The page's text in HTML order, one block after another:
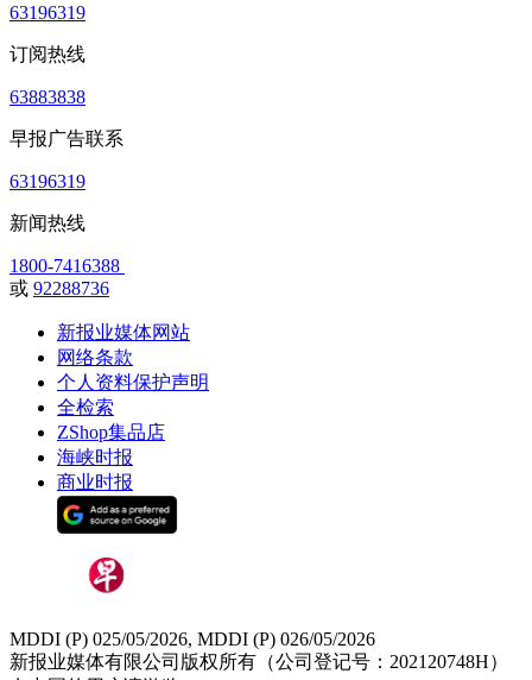
63196319
订阅热线
63883838
早报广告联系
63196319
新闻热线
1800-7416388
或 92288736
新报业媒体网站
网络条款
个人资料保护声明
全检索
ZShop集品店
海峡时报
商业时报
MDDI (P) 025/05/2026, MDDI (P) 026/05/2026
新报业媒体有限公司版权所有（公司登记号：202120748H）